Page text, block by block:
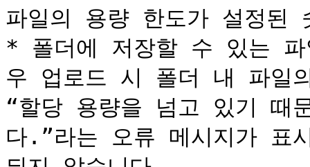
파일의 용량 한도가 설정된
* 폴더에 저장할 수 있는
우 업로드 시 폴더 내 파일
“할당 용량을 넘고 있기 때
다.”라는 오류 메시지가 표